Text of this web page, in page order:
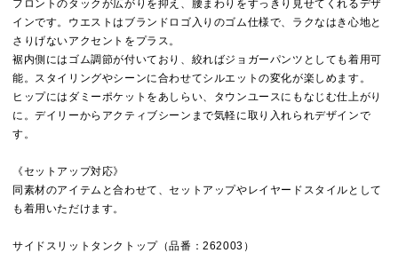
フロントのタックが広がりを抑え、腰まわりをすっきり見せてくれるデザ
インです。ウエストはブランドロゴ入りのゴム仕様で、ラクなはき心地と
さりげないアクセントをプラス。
裾内側にはゴム調節が付いており、絞ればジョガーパンツとしても着用可
能。スタイリングやシーンに合わせてシルエットの変化が楽しめます。
ヒップにはダミーポケットをあしらい、タウンユースにもなじむ仕上がり
に。デイリーからアクティブシーンまで気軽に取り入れられデザインで
す。
《セットアップ対応》
同素材のアイテムと合わせて、セットアップやレイヤードスタイルとして
も着用いただけます。
サイドスリットタンクトップ（品番：262003）